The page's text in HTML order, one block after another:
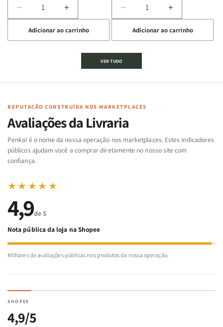
Diminuir
a
quantidade
de
Cartas
Famílias
Bíblia
-
Penkal
Aumentar
a
quantidade
de
Jogo
Cartas
Famílias
da
Bíblia
-
Penkal
Adicionar ao carrinho
Diminuir
a
quantidade
de
Jogo
|
de
Aumentar
a
quantidade
de
|
Adicionar ao carrinho
VER TUDO
REPUTAÇÃO CONSTRUÍDA NOS MARKETPLACES
Avaliações da Livraria
Penkal é o nome da nossa operação nos marketplaces. Estes indicadores
públicos ajudam você a comprar diretamente no nosso site com
confiança.
★★★★★
4,9de 5
Nota pública da loja na Shopee
Milhares de avaliações públicas nos produtos da nossa operação.
SHOPEE
4,9/5